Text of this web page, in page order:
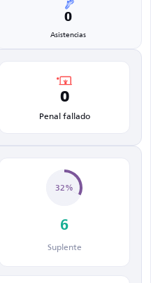
0
Asistencias
0
Penal fallado
32%
6
Suplente